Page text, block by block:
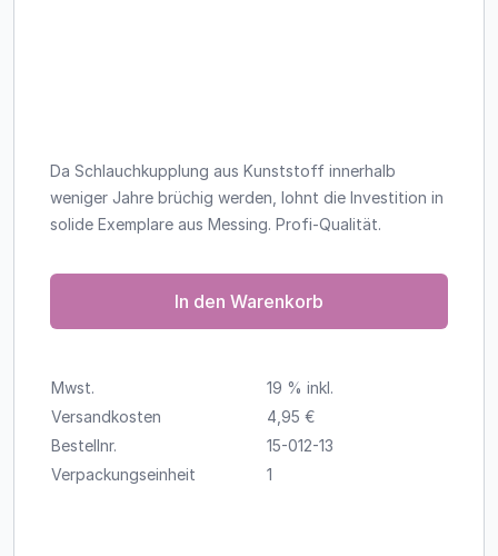
Da Schlauchkupplung aus Kunststoff innerhalb
weniger Jahre brüchig werden, lohnt die Investition in
solide Exemplare aus Messing. Profi-Qualität.
In den Warenkorb
Mwst.
19 % inkl.
Versandkosten
4,95 €
Bestellnr.
15-012-13
Verpackungseinheit
1